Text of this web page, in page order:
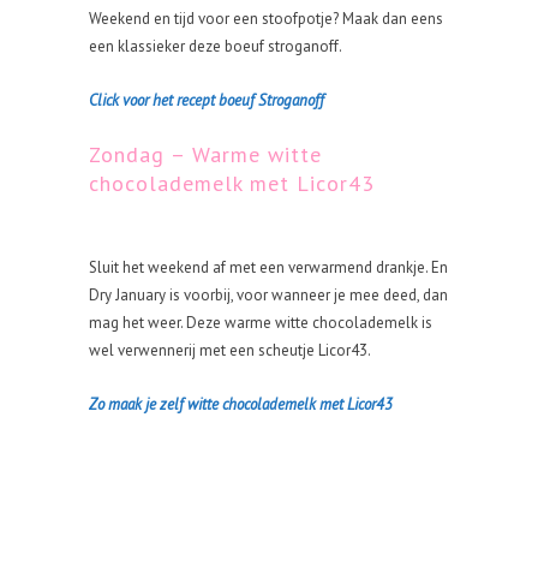
Weekend en tijd voor een stoofpotje? Maak dan eens
een klassieker deze boeuf stroganoff.
Click voor het recept boeuf Stroganoff
Zondag – Warme witte
chocolademelk met Licor43
Sluit het weekend af met een verwarmend drankje. En
Dry January is voorbij, voor wanneer je mee deed, dan
mag het weer. Deze warme witte chocolademelk is
wel verwennerij met een scheutje Licor43.
Zo maak je zelf witte chocolademelk met Licor43